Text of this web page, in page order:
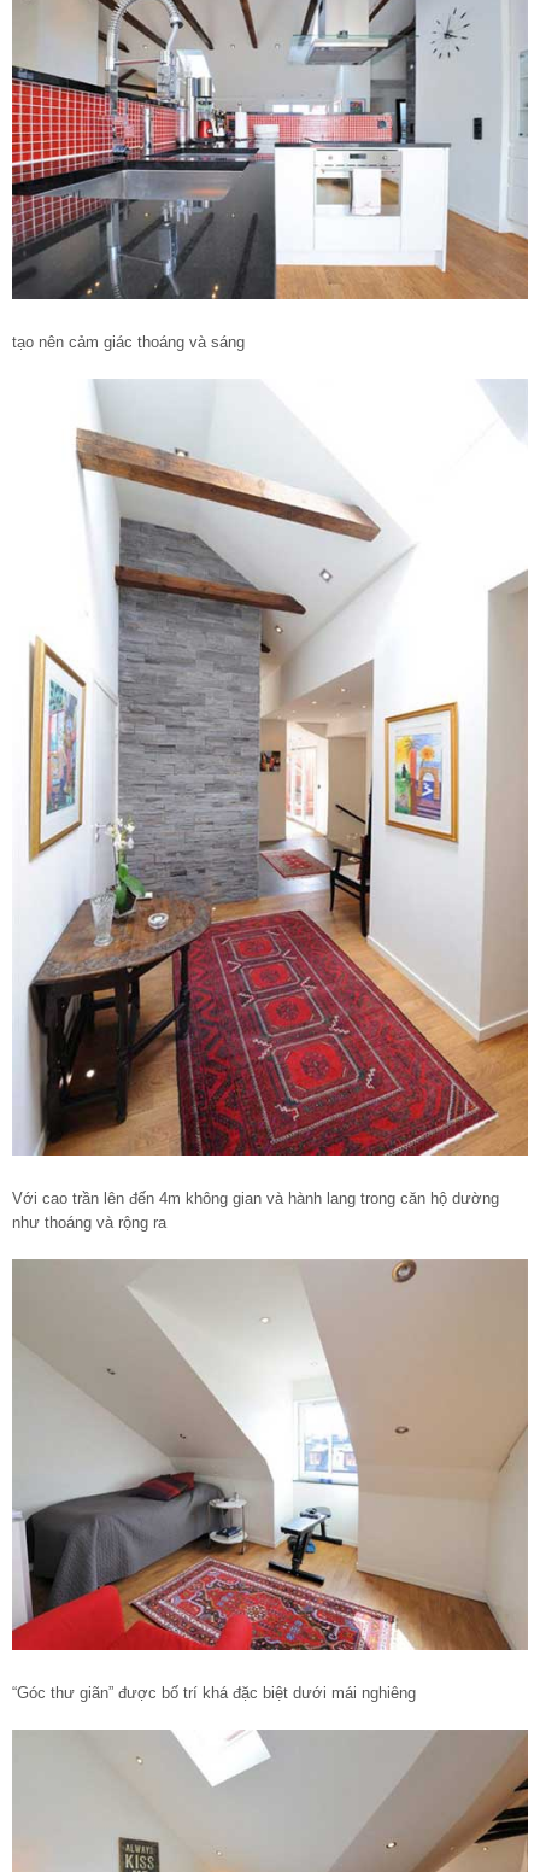
tạo nên cảm giác thoáng và sáng
Với cao trần lên đến 4m không gian và hành lang trong căn hộ dường
như thoáng và rộng ra
“Góc thư giãn” được bố trí khá đặc biệt dưới mái nghiêng